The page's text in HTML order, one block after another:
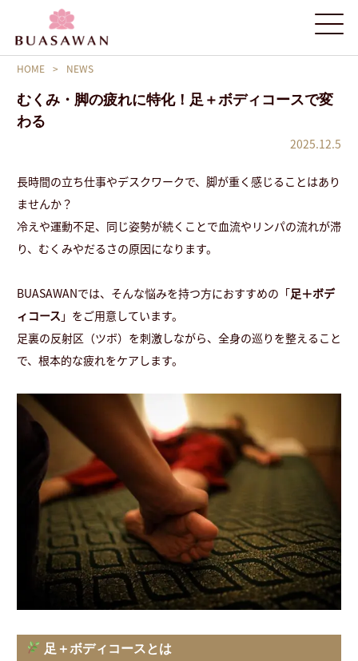
HOME > NEWS
むくみ・脚の疲れに特化！足＋ボディコースで変
わる
2025.12.5
長時間の立ち仕事やデスクワークで、脚が重く感じることはあり
ませんか？
冷えや運動不足、同じ姿勢が続くことで血流やリンパの流れが滞
り、むくみやだるさの原因になります。
BUASAWANでは、そんな悩みを持つ方におすすめの「足＋ボデ
ィコース 」をご用意しています。
足裏の反射区（ツボ）を刺激しながら、全身の巡りを整えること
で、根本的な疲れをケアします。
足＋ボディコースとは